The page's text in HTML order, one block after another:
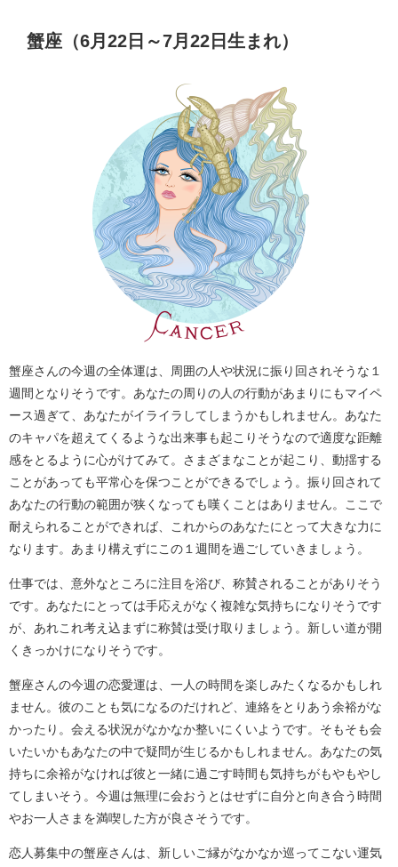
蟹座（6月22日～7月22日生まれ）
蟹座さんの今週の全体運は、周囲の人や状況に振り回されそうな１
週間となりそうです。あなたの周りの人の行動があまりにもマイペ
ース過ぎて、あなたがイライラしてしまうかもしれません。あなた
のキャパを超えてくるような出来事も起こりそうなので適度な距離
感をとるように心がけてみて。さまざまなことが起こり、動揺する
ことがあっても平常心を保つことができるでしょう。振り回されて
あなたの行動の範囲が狭くなっても嘆くことはありません。ここで
耐えられることができれば、これからのあなたにとって大きな力に
なります。あまり構えずにこの１週間を過ごしていきましょう。
仕事では、意外なところに注目を浴び、称賛されることがありそう
です。あなたにとっては手応えがなく複雑な気持ちになりそうです
が、あれこれ考え込まずに称賛は受け取りましょう。新しい道が開
くきっかけになりそうです。
蟹座さんの今週の恋愛運は、一人の時間を楽しみたくなるかもしれ
ません。彼のことも気になるのだけれど、連絡をとりあう余裕がな
かったり。会える状況がなかなか整いにくいようです。そもそも会
いたいかもあなたの中で疑問が生じるかもしれません。あなたの気
持ちに余裕がなければ彼と一緒に過ごす時間も気持ちがもやもやし
てしまいそう。今週は無理に会おうとはせずに自分と向き合う時間
やお一人さまを満喫した方が良さそうです。
恋人募集中の蟹座さんは、新しいご縁がなかなか巡ってこない運気